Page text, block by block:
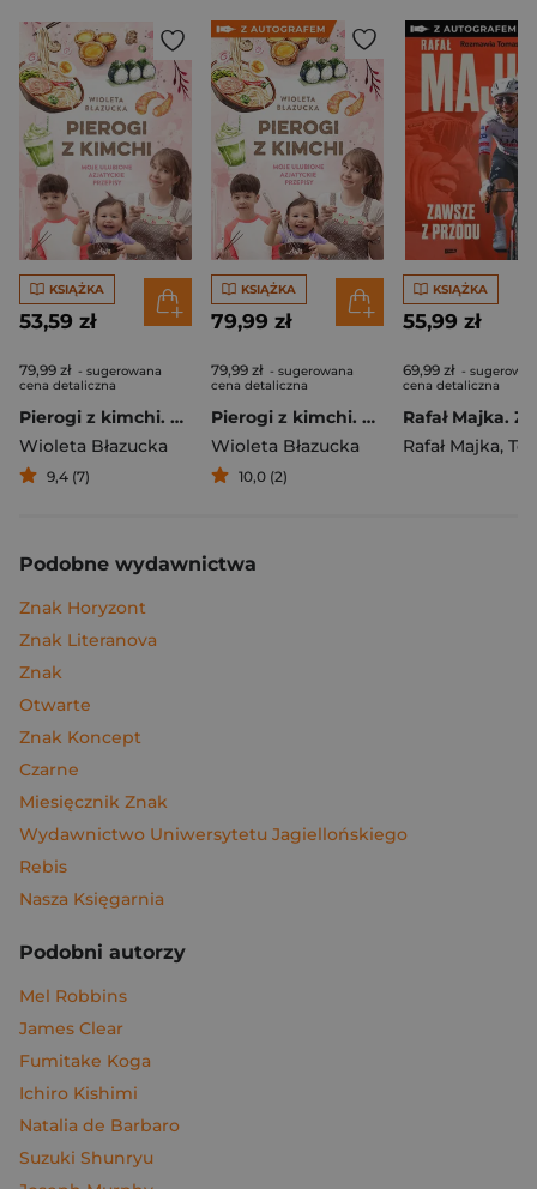
KSIĄŻKA
53,59 zł
79,99 zł - sugerowana
cena detaliczna
Pierogi z kimchi. Moje ulubione azjatyckie przepisy
Wioleta Błazucka
9,4 (7)
KSIĄŻKA
79,99 zł
79,99 zł - sugerowana
cena detaliczna
Pierogi z kimchi. Moje ulubione azjatyckie przepisy - książka z autografem
Wioleta Błazucka
10,0 (2)
KSIĄŻKA
55,99 zł
69,99 zł -
cena detaliczna
Rafał Majka,
Podobne wydawnictwa
Znak Horyzont
Znak Literanova
Znak
Otwarte
Znak Koncept
Czarne
Miesięcznik Znak
Wydawnictwo Uniwersytetu Jagiellońskiego
Rebis
Nasza Księgarnia
Podobni autorzy
Mel Robbins
James Clear
Fumitake Koga
Ichiro Kishimi
Natalia de Barbaro
Suzuki Shunryu